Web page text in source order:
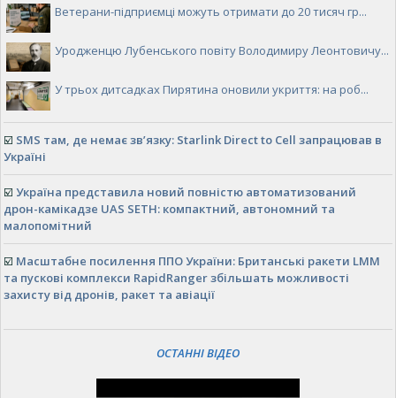
Ветерани-підприємці можуть отримати до 20 тисяч гр...
Уродженцю Лубенського повіту Володимиру Леонтовичу...
У трьох дитсадках Пирятина оновили укриття: на роб...
☑️ SMS там, де немає зв’язку: Starlink Direct to Cell запрацював в
Україні
☑️ Україна представила новий повністю автоматизований
дрон-камікадзе UAS SETH: компактний, автономний та
малопомітний
☑️ Масштабне посилення ППО України: Британські ракети LMM
та пускові комплекси RapidRanger збільшать можливості
захисту від дронів, ракет та авіації
ОСТАННІ ВІДЕО